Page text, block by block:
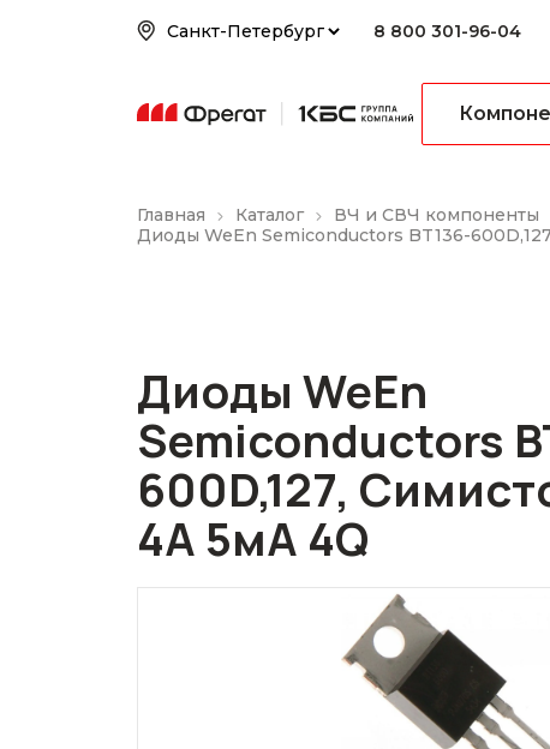
8 800 301-96-04
Главная Каталог ВЧ и СВЧ компоненты
Диоды WeEn Semiconductors BT136-
Диоды WeEn
Semiconductors
600D,127,
4А 5мА 4Q